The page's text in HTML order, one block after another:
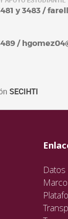
y 3483 /
/
SECIHTI
Datos